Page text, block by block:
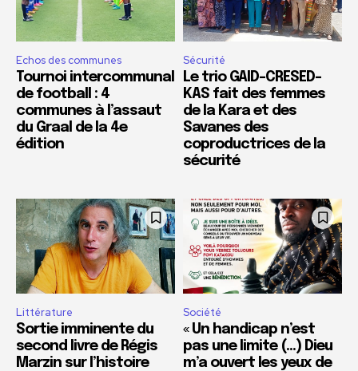
Echos des communes
Tournoi intercommunal
de football : 4
communes à l’assaut
du Graal de la 4e
édition
Sécurité
Le trio GAID-CRESED-
KAS fait des femmes
de la Kara et des
Savanes des
coproductrices de la
sécurité
Littérature
Sortie imminente du
second livre de Régis
Marzin sur l’histoire
Société
« Un handicap n’est
pas une limite (…) Dieu
m’a ouvert les yeux de